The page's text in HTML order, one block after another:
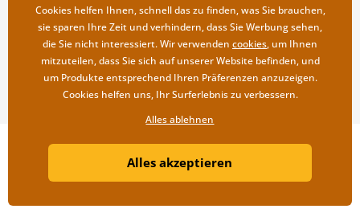
Rücksendung der Ware
Copyright ©2019 © Dovido.de.
Litvanyi.sk| Online-Shop erstellt von
Cookies helfen Ihnen, schnell das zu finden, was Sie brauchen,
sie sparen Ihre Zeit und verhindern, dass Sie Werbung sehen,
die Sie nicht interessiert. Wir verwenden cookies, um Ihnen
mitzuteilen, dass Sie sich auf unserer Website befinden, und
um Produkte entsprechend Ihren Präferenzen anzuzeigen.
Cookies helfen uns, Ihr Surferlebnis zu verbessern.
Alles ablehnen
Alles akzeptieren